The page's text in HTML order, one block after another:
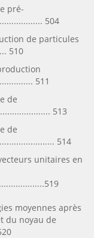
pré-
504
de particules
510
511
de
513
de
514
unitaires en
moyennes après
du noyau de